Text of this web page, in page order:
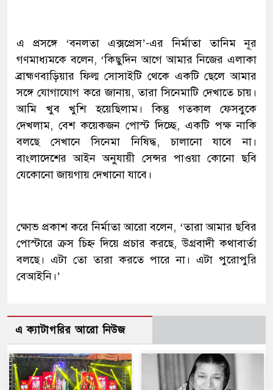
এ প্রসঙ্গে ‘বনলতা এক্সপ্রেস’-এর নির্মাতা তানিম নূর
গণমাধ্যমকে বলেন, ‘কিছুদিন আগে আমার নিজের এলাকা
ব্রাহ্মণবাড়িয়ার ফিল্ম সোসাইটি থেকে একটি ছেলে আমার
সঙ্গে যোগাযোগ করে জানায়, তারা সিনেমাটি দেখাতে চায়।
আমি খুব খুশি হয়েছিলাম। কিন্তু গতকাল ফেসবুকে
দেখলাম, বেশ কয়েকজন পোস্ট দিচ্ছে, একটি পক্ষ নাকি
বলছে সেখানে সিনেমা নিষিদ্ধ, চালানো যাবে না।
বাংলাদেশের আইন অনুযায়ী সেন্সর পাওয়া কোনো ছবি
যেকোনো জায়গায় দেখানো যাবে।
ক্ষোভ প্রকাশ করে নির্মাতা আরো বলেন, ‘তারা আমার ছবির
পোস্টারে ক্রস চিহ্ন দিয়ে প্রচার করছে, উগ্রবাদী কথাবার্তা
বলছে। এটা তো তারা করতে পারে না। এটা পুরোপুরি
বেআইনি।’
এ ক্যাটাগরির আরো নিউজ